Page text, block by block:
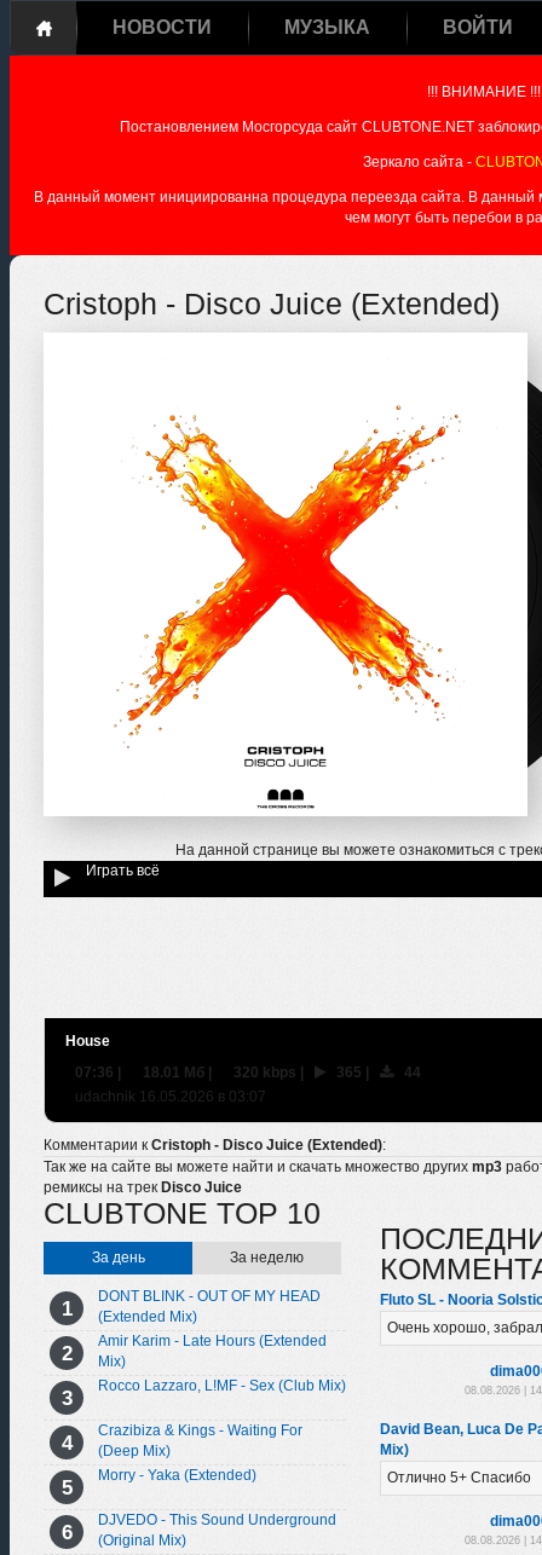
НОВОСТИ МУЗЫКА ВОЙТИ
!!! ВНИМАНИЕ !!!
Постановлением Мосгорсуда сайт CLUBTONE.NET
Зеркало сайта -
В данный момент инициированна процедура переезда сайта. В данный
чем могут быть перебои в
Cristoph - Disco Juice (Extended)
На данной странице вы можете ознакомиться с
Играть всё
House
07:36 | 18.01 Мб | 320 kbps | 365 |
44
udachnik 16.05.2026 в 03:07
Комментарии к Cristoph - Disco Juice (Extended):
Так же на сайте вы можете найти и скачать множество других mp3
ремиксы на трек Disco Juice
CLUBTONE TOP 10
За день За неделю
DONT BLINK - OUT OF MY HEAD
(Extended Mix)
Amir Karim - Late Hours (Extended
Mix)
Rocco Lazzaro, L!MF - Sex (Club Mix)
Crazibiza & Kings - Waiting For
(Deep Mix)
Morry - Yaka (Extended)
DJVEDO - This Sound Underground
(Original Mix)
Fluto SL - Nooria
Очень хорошо,
08.08.2026 |
David Bean, Luca De
Mix)
Отлично 5+ Спасибо
08.08.2026 |